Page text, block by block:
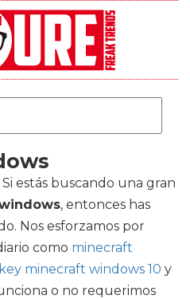
estás buscando una gran
, entonces has
Nos esforzamos por
como minecraft
minecraft windows 10 y
o no requerimos